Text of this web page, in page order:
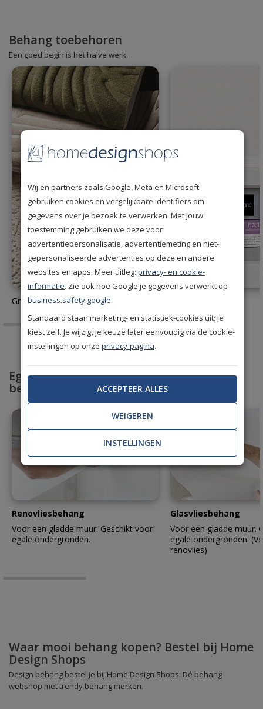
Behang toebehoren
Een goed begin is het halve werk.
Gratis behang stalen aanvragen
Egaliseer en bescherm met professioneel
behang
Renovliesbehang
Voor een gladde muur. Geschikt voor
egale ondergronden.
Glasvliesbehang
Voor een gladde muur.
egale ondergronden.
renovlies)
Waar mooi behang kopen? Bestel bij Home
Design Shops
Design behang bestel je bij Home Design Shops: Dé behang
webshop met trendy behang merken.
Wij en partners zoals Google, Meta en Microsoft
gebruiken cookies en vergelijkbare identifiers om
gegevens over je bezoek te verwerken. Met jouw
toestemming gebruiken we deze voor
advertentiepersonalisatie, advertentiemeting en niet-
gepersonaliseerde advertenties op deze en andere
websites en apps. Meer uitleg:privacy- en cookie-
informatie. Zie ook hoe Google je gegevens verwerkt op
business.safety.google.
Standaard staan marketing- en statistiek-cookies uit; je
kiest zelf. Je wijzigt je keuze later eenvoudig via de cookie-
instellingen op onzeprivacy-pagina.
ACCEPTEER ALLES
WEIGEREN
INSTELLINGEN